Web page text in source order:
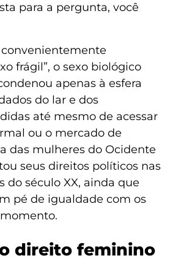
para a pergunta, você
frágil”, o sexo biológico
apenas à esfera
do lar e dos
até mesmo de acessar
ou o mercado de
das mulheres do Ocidente
seus direitos políticos nas
do século XX, ainda que
pé de igualdade com os
direito feminino